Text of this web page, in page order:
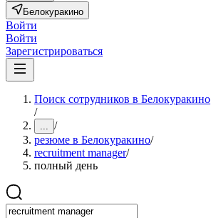
Белокуракино
Войти
Войти
Зарегистрироваться
Поиск сотрудников в Белокуракино
/
... /
резюме в Белокуракино/
recruitment manager/
полный день